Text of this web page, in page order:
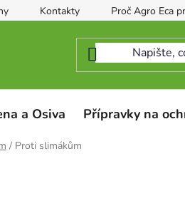
Kontakty Proč Agro Eca
a Osiva Přípravky na
/ Proti slimákům